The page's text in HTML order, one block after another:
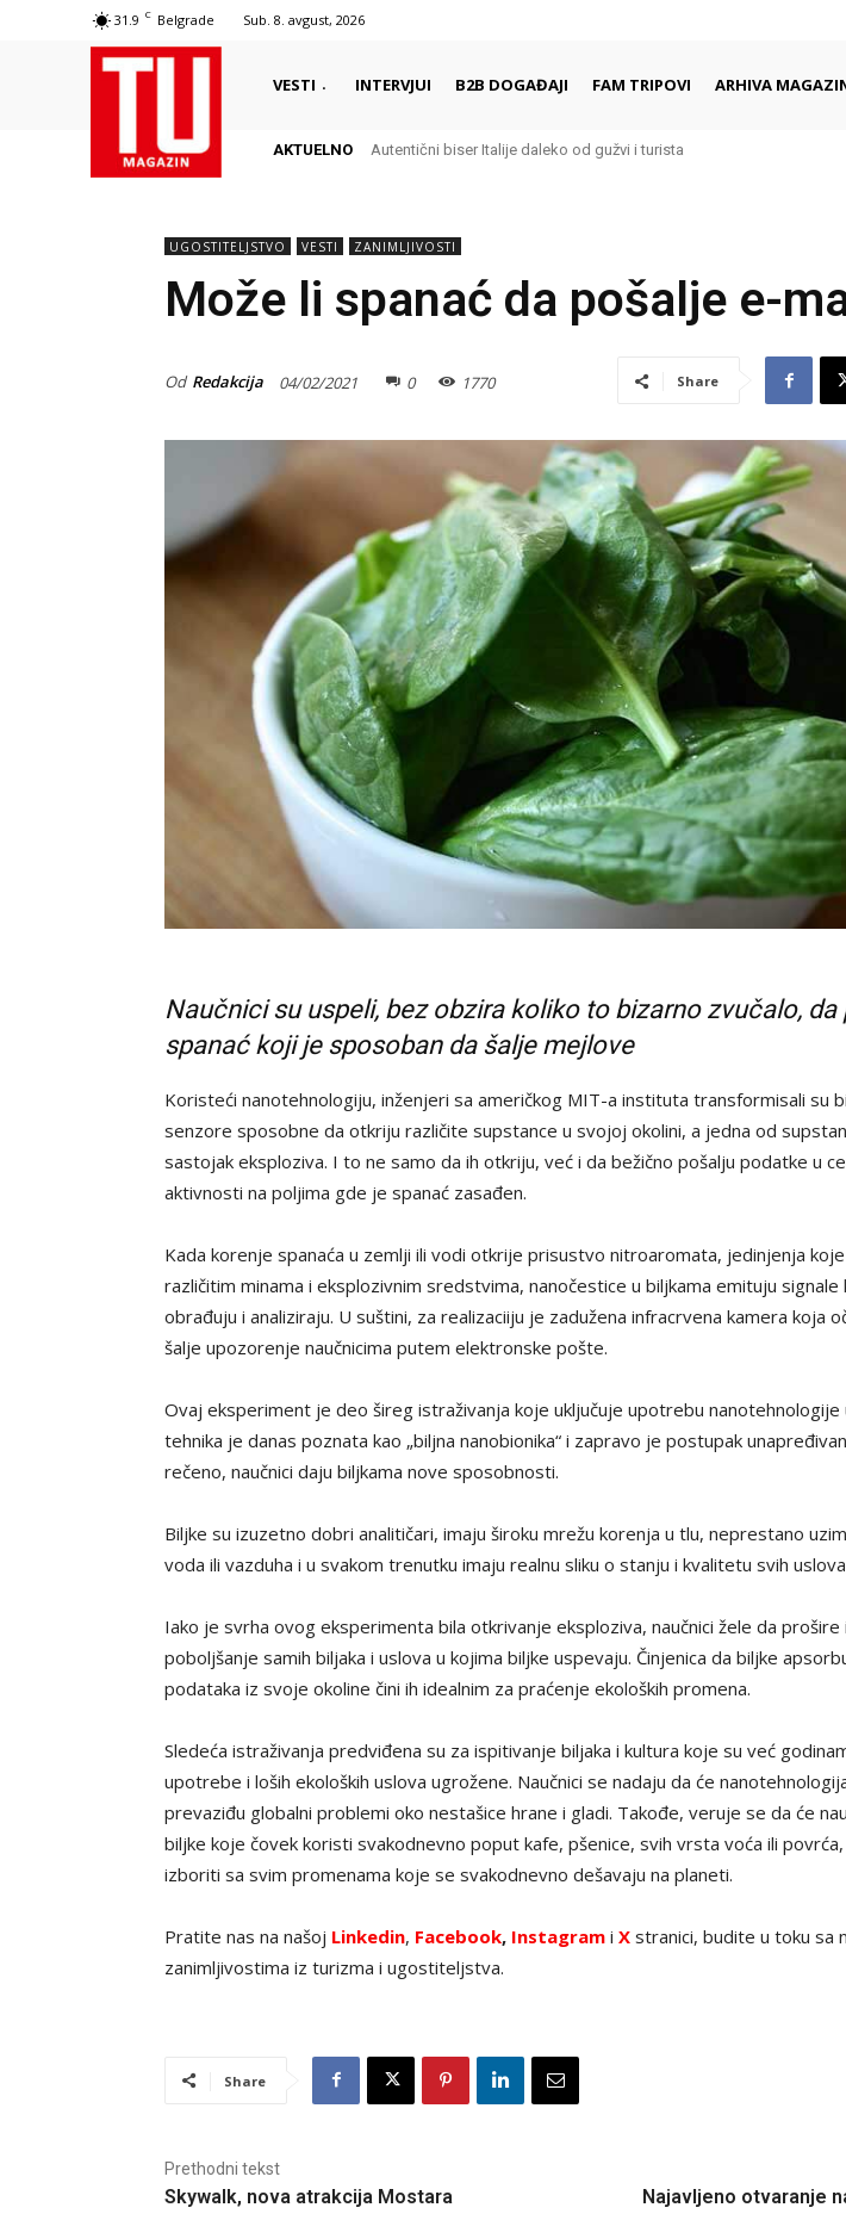
31.9 C Belgrade Sub. 8. avgust, 2026
VESTI INTERVJUI B2B DOGAĐAJI FAM TRIPOVI ARHIVA
AKTUELNO Autentični biser Italije daleko od gužvi i turista
UGOSTITELJSTVO VESTI ZANIMLJIVOSTI
Može li spanać da pošalje e-
Od Redakcija 04/02/2021 0 1770 Share
Naučnici su uspeli, bez obzira koliko to bizarno zvučalo, da
spanać koji je sposoban da šalje mejlove
Koristeći nanotehnologiju, inženjeri sa američkog MIT-a instituta transformisali su
senzore sposobne da otkriju različite supstance u svojoj okolini, a jedna od
sastojak eksploziva. I to ne samo da ih otkriju, već i da bežično pošalju podatke u
aktivnosti na poljima gde je spanać zasađen.
Kada korenje spanaća u zemlji ili vodi otkrije prisustvo nitroaromata, jedinjenja
različitim minama i eksplozivnim sredstvima, nanočestice u biljkama emituju signale
obrađuju i analiziraju. U suštini, za realizaciiju je zadužena infracrvena kamera koja
šalje upozorenje naučnicima putem elektronske pošte.
Ovaj eksperiment je deo šireg istraživanja koje uključuje upotrebu nanotehnologije
tehnika je danas poznata kao „biljna nanobionika“ i zapravo je postupak
rečeno, naučnici daju biljkama nove sposobnosti.
Biljke su izuzetno dobri analitičari, imaju široku mrežu korenja u tlu, neprestano
voda ili vazduha i u svakom trenutku imaju realnu sliku o stanju i kvalitetu svih
Iako je svrha ovog eksperimenta bila otkrivanje eksploziva, naučnici žele da prošire
poboljšanje samih biljaka i uslova u kojima biljke uspevaju. Činjenica da biljke
podataka iz svoje okoline čini ih idealnim za praćenje ekoloških promena.
Sledeća istraživanja predviđena su za ispitivanje biljaka i kultura koje su već
upotrebe i loših ekoloških uslova ugrožene. Naučnici se nadaju da će
prevaziđu globalni problemi oko nestašice hrane i gladi. Takođe, veruje se da će
biljke koje čovek koristi svakodnevno poput kafe, pšenice, svih vrsta voća ili povrća,
izboriti sa svim promenama koje se svakodnevno dešavaju na planeti.
Pratite nas na našoj Linkedin, Facebook, Instagram i X stranici, budite u toku sa
zanimljivostima iz turizma i ugostiteljstva.
Share
Prethodni tekst
Skywalk, nova atrakcija Mostara
Najavljeno otvaranje